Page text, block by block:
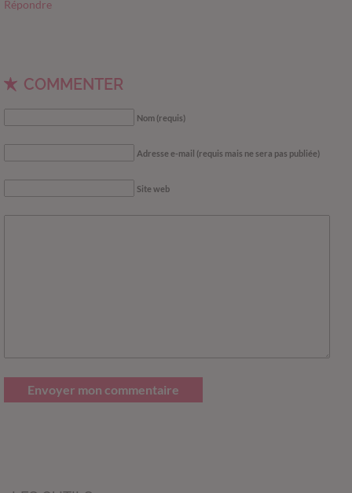
Répondre
COMMENTER
Nom (requis)
Adresse e-mail (requis mais ne sera pas publiée)
Site web
Envoyer mon commentaire